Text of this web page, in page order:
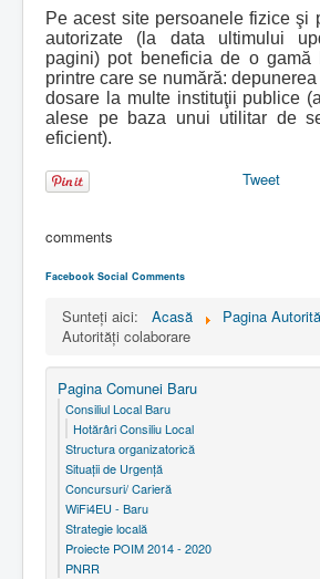
Pe acest site persoanele fizice şi
autorizate (la data ultimului
pagini) pot beneficia de o gamă
printre care se numără:
dosare la multe instituţii publice
alese pe baza unui utilitar de
eficient).
Tweet
comments
Facebook Social Comments
Sunteți aici: Acasă
Pagina
Autorităţi colaborare
Pagina Comunei Baru
Consiliul Local Baru
Hotărâri Consiliu Local
Structura organizatorică
Situaţii de Urgenţă
Concursuri/ Carieră
WiFi4EU - Baru
Strategie locală
Proiecte POIM 2014 - 2020
PNRR